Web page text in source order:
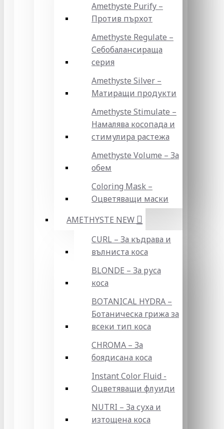
Amethyste Purify –
Против пърхот
Amethyste Regulate –
Себобалансираща
серия
Amethyste Silver –
Матиращи продукти
Amethyste Stimulate –
Намалява косопада и
стимулира растежа
Amethyste Volume – За
обем
Coloring Mask –
Оцветяващи маски
AMETHYSTE NEW
CURL – За къдрава и
вълниста коса
BLONDE – За руса
коса
BOTANICAL HYDRA –
Ботаническа грижа за
всеки тип коса
CHROMA – За
боядисана коса
Instant Color Fluid -
Оцветяващи флуиди
NUTRI – За суха и
изтощена коса